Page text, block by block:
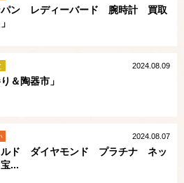
パン レディーバード 腕時計 買取
2024.08.09
＆陶器市」
2024.08.07
ルド ダイヤモンド プラチナ ネッ
...